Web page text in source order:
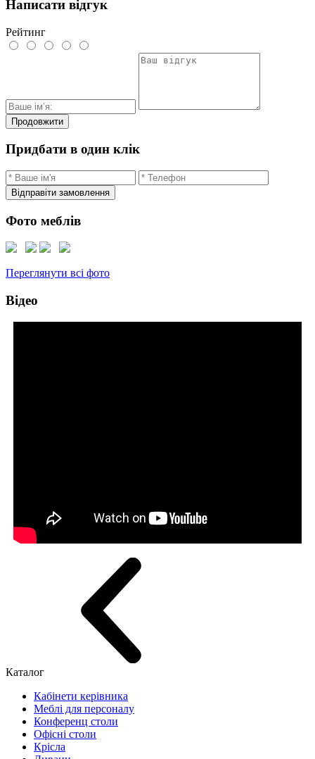
Написати відгук
Рейтинг
Продовжити
Придбати в один клік
Відправіти замовлення
Фото меблів
Переглянути всі фото
Відео
Каталог
Кабінети керівника
Меблі для персоналу
Конференц столи
Офісні столи
Крісла